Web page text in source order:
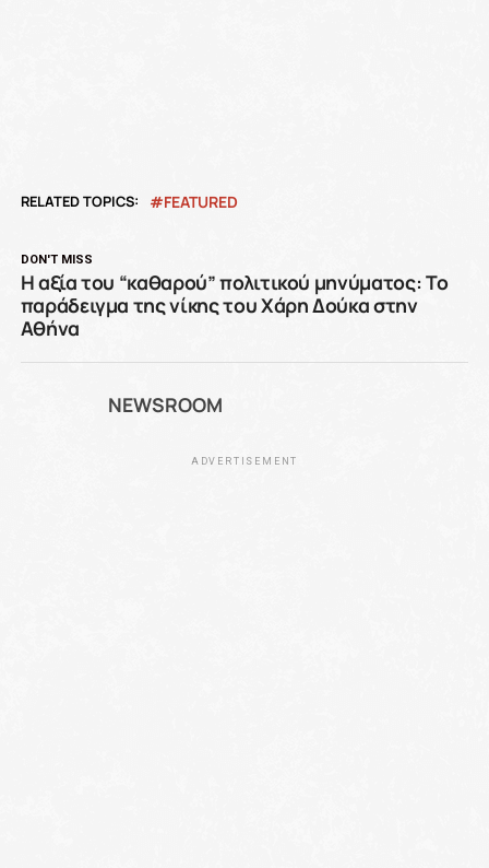
RELATED TOPICS: FEATURED
DON'T MISS
Η αξία του “καθαρού” πολιτικού μηνύματος: Το
παράδειγμα της νίκης του Χάρη Δούκα στην
Αθήνα
NEWSROOM
ADVERTISEMENT